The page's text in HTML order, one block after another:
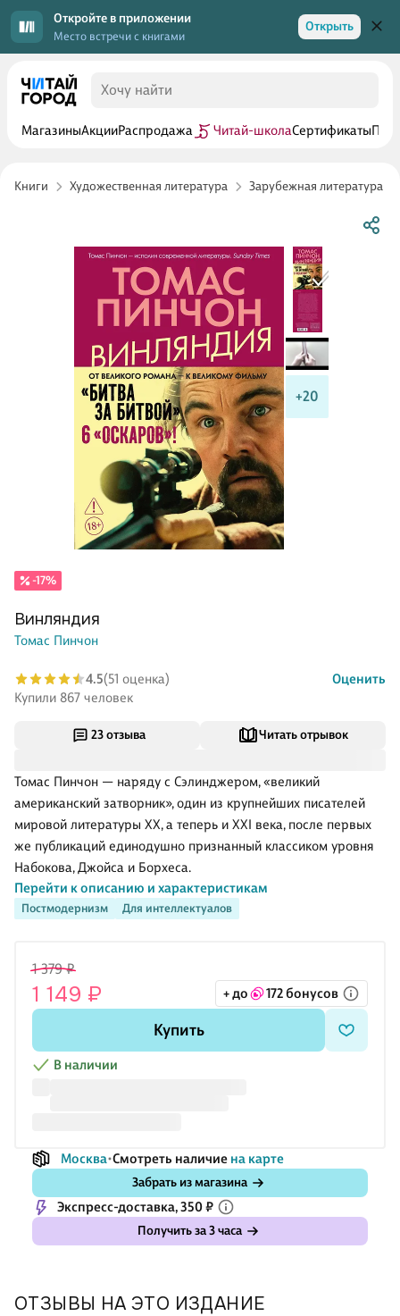
Откройте в приложении
Место встречи с книгами
Открыть
МагазиныАкцииРаспродажа Читай-школаСертификаты
Книги Художественная литература Зарубежная литература
+20
23 отзыва Читать отрывок
Постмодернизм Для интеллектуалов
Томас Пинчон — наряду с Сэлинджером, «великий
американский затворник», один из крупнейших писателей
мировой литературы XX, а теперь и XXI века, после первых
же публикаций единодушно признанный классиком уровня
Набокова, Джойса и Борхеса.
Новый роман Томаса Пинчона в новой редакции — один из
самых доступных романов великого затворника-
Леонардо ДиКаприо, Бенисио Дель Торо).
Герои Пинчона традиционно одержимы темами вселенского
заговора и социальной паранойи, поиском тайных пружин
истории — стиль Томаса Пинчона узнаваем с первых
страниц.
Перейти к описанию и характеристикам
-17%
Винляндия
Томас Пинчон
4.5(51 оценка)
Оценить
Купили 867 человек
1 379 ₽
1 149 ₽ + до 172 бонусов
Купить
В наличии
Москва Смотреть наличие на карте
Забрать из магазина
Экспресс-доставка, 350 ₽
Получить за 3 часа
ОТЗЫВЫ НА ЭТО ИЗДАНИЕ